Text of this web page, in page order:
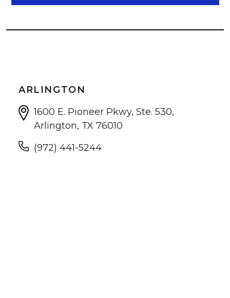
ARLINGTON
1600 E. Pioneer Pkwy, Ste. 530,
Arlington, TX 76010
(972) 441-5244